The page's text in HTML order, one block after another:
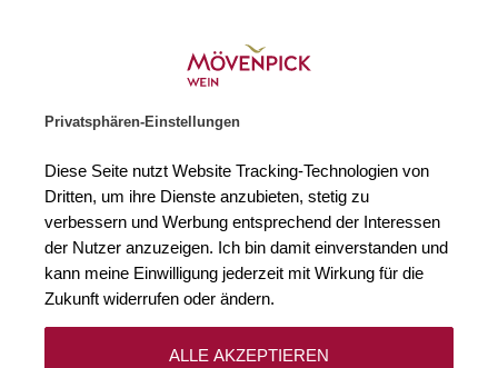
Privatsphären-Einstellungen
Diese Seite nutzt Website Tracking-Technologien von
Dritten, um ihre Dienste anzubieten, stetig zu
verbessern und Werbung entsprechend der Interessen
der Nutzer anzuzeigen. Ich bin damit einverstanden und
kann meine Einwilligung jederzeit mit Wirkung für die
Zukunft widerrufen oder ändern.
ALLE AKZEPTIEREN
Zum Ende der Bildgalerie springen
Zum Anfang der